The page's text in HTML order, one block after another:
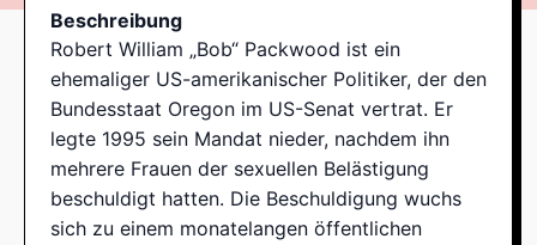
Beschreibung
Robert William „Bob“ Packwood ist ein
ehemaliger US-amerikanischer Politiker, der den
Bundesstaat Oregon im US-Senat vertrat. Er
legte 1995 sein Mandat nieder, nachdem ihn
mehrere Frauen der sexuellen Belästigung
beschuldigt hatten. Die Beschuldigung wuchs
sich zu einem monatelangen öffentlichen